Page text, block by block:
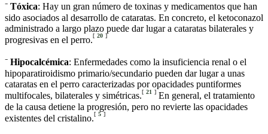
⁻ Tóxica: Hay un gran número de toxinas y medicamentos que han
sido asociados al desarrollo de cataratas. En concreto, el ketoconazol
administrado a largo plazo puede dar lugar a cataratas bilaterales y
progresivas en el perro.[ 20 ]
⁻ Hipocalcémica: Enfermedades como la insuficiencia renal o el
hipoparatiroidismo primario/secundario pueden dar lugar a unas
cataratas en el perro caracterizadas por opacidades puntiformes
multifocales, bilaterales y simétricas.[ 21 ] En general, el tratamiento
de la causa detiene la progresión, pero no revierte las opacidades
existentes del cristalino.[ 5 ]